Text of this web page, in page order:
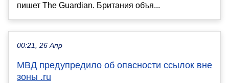
пишет The Guardian. Британия объя...
00:21, 26 Апр
МВД предупредило об опасности ссылок вне
зоны .ru